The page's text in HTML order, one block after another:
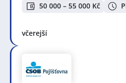
50 000 – 55 000 Kč
včerejší